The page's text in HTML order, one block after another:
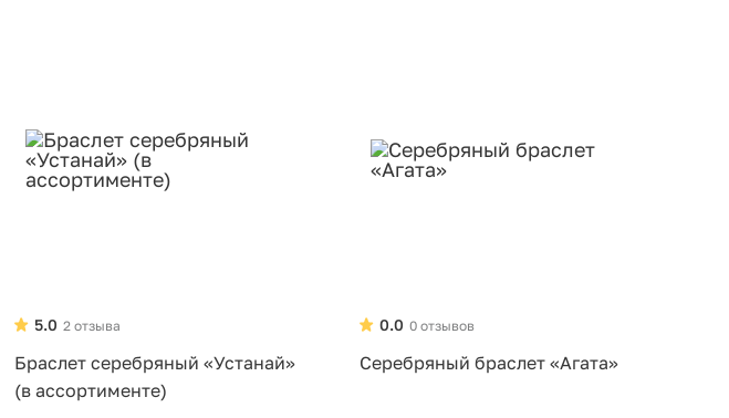
2 отзыва
5.0
Браслет серебряный «Устанай»
(в ассортименте)
0 отзывов
0.0
Серебряный браслет «Агата»